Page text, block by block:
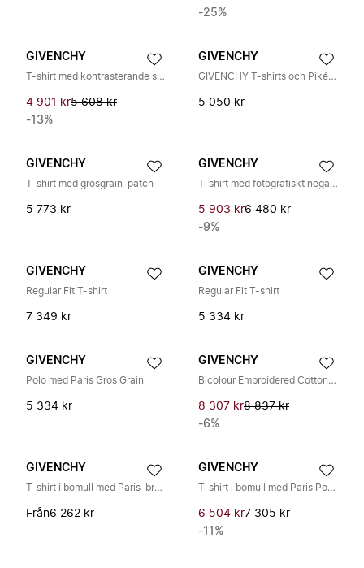
-25%
GIVENCHY
T-shirt med kontrasterande sömmar i couture-stil
4 901 kr5 608 kr
-13%
GIVENCHY
GIVENCHY T-shirts och Pikétröjor
5 050 kr
GIVENCHY
T-shirt med grosgrain-patch
5 773 kr
GIVENCHY
T-shirt med fotografiskt negativt tryck
5 903 kr6 480 kr
-9%
GIVENCHY
Regular Fit T-shirt
7 349 kr
GIVENCHY
Regular Fit T-shirt
5 334 kr
GIVENCHY
Polo med Paris Gros Grain
5 334 kr
GIVENCHY
Bicolour Embroidered Cotton Polo
8 307 kr8 837 kr
-6%
GIVENCHY
T-shirt i bomull med Paris-brodyr
Från6 262 kr
GIVENCHY
T-shirt i bomull med Paris Pompom-broderi
6 504 kr7 305 kr
-11%